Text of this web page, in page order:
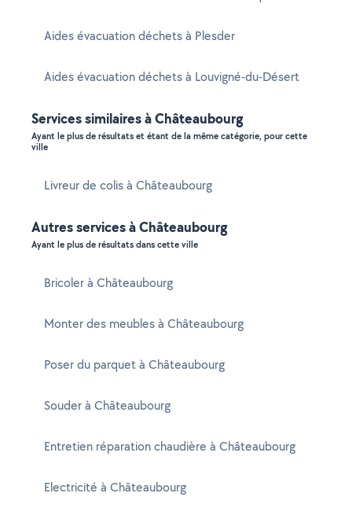
Aides évacuation déchets à Plesder
Aides évacuation déchets à Louvigné-du-Désert
Services similaires à Châteaubourg
Ayant le plus de résultats et étant de la même catégorie, pour cette
ville
Livreur de colis à Châteaubourg
Autres services à Châteaubourg
Ayant le plus de résultats dans cette ville
Bricoler à Châteaubourg
Monter des meubles à Châteaubourg
Poser du parquet à Châteaubourg
Souder à Châteaubourg
Entretien réparation chaudière à Châteaubourg
Electricité à Châteaubourg